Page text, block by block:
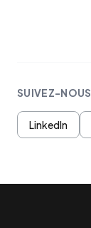
SUIVEZ-NOUS
LinkedIn